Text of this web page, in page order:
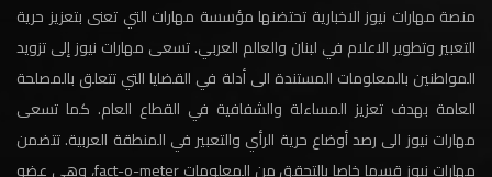
منصة مهارات نيوز الاخبارية تحتضنها مؤسسة مهارات التي تعنى بتعزيز حرية
التعبير وتطوير الاعلام في لبنان والعالم العربي. تسعى مهارات نيوز إلى تزويد
المواطنين بالمعلومات المستندة الى أدلة في القضايا التي تتعلق بالمصلحة
العامة بهدف تعزيز المساءلة والشفافية في القطاع العام. كما تسعى
مهارات نيوز الى رصد أوضاع حرية الرأي والتعبير في المنطقة العربية. تتضمن
مهارات نيوز قسما خاصا بالتحقق من المعلومات fact-o-meter، وهي عضو